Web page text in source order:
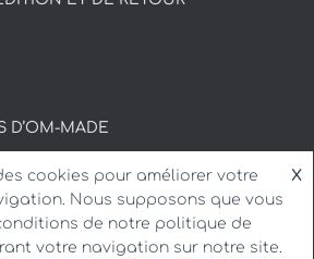
D’OM-MADE
cookies pour améliorer votre
Nous supposons que vous
de notre politique de
votre navigation sur notre site.
X